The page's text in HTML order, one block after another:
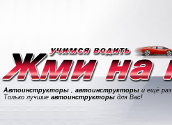
Автоинструкторы , автоинструкторы и ещё раз
Только лучшие автоинструкторы для Вас!